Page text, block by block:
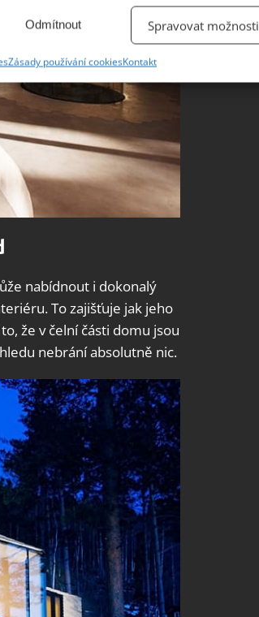
přenášených informací.
a zjišťování podvodů a
zobrazování reklamy a obsahu,
osobních údajů.
Odmítnout Spravovat možnosti
Zásady používání cookiesKontakt
nabídnout i dokonalý
To zajišťuje jak jeho
že v čelní části domu jsou
nebrání absolutně nic.